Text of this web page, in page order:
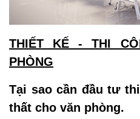
THIẾT KẾ - THI
PHÒNG
Tại sao cần đầu tư
thất cho văn phòng.